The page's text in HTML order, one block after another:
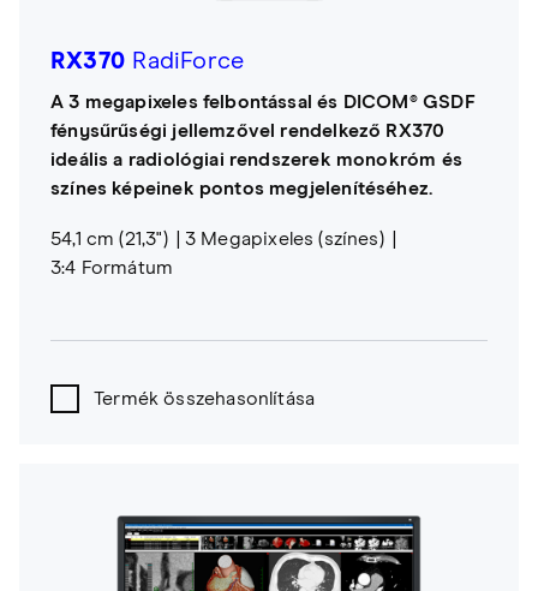
RX370 RadiForce
A 3 megapixeles felbontással és DICOM® GSDF
fénysűrűségi jellemzővel rendelkező RX370
ideális a radiológiai rendszerek monokróm és
színes képeinek pontos megjelenítéséhez.
54,1 cm (21,3")
3 Megapixeles (színes)
3:4 Formátum
Termék összehasonlítása